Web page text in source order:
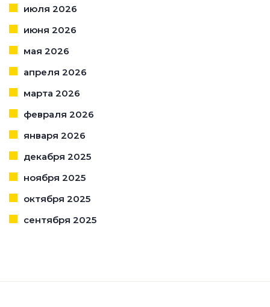
июля 2026
июня 2026
мая 2026
апреля 2026
марта 2026
февраля 2026
января 2026
декабря 2025
ноября 2025
октября 2025
сентября 2025